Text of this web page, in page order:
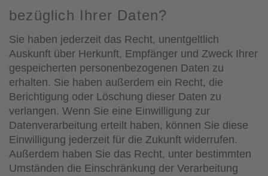
bezüglich Ihrer Daten?
Sie haben jederzeit das Recht, unentgeltlich
Auskunft über Herkunft, Empfänger und Zweck Ihrer
gespeicherten personenbezogenen Daten zu
erhalten. Sie haben außerdem ein Recht, die
Berichtigung oder Löschung dieser Daten zu
verlangen. Wenn Sie eine Einwilligung zur
Datenverarbeitung erteilt haben, können Sie diese
Einwilligung jederzeit für die Zukunft widerrufen.
Außerdem haben Sie das Recht, unter bestimmten
Umständen die Einschränkung der Verarbeitung